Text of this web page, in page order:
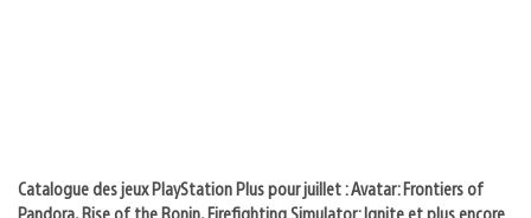
Catalogue des jeux PlayStation Plus pour juillet : Avatar: Frontiers of
Pandora, Rise of the Ronin, Firefighting Simulator: Ignite et plus encore